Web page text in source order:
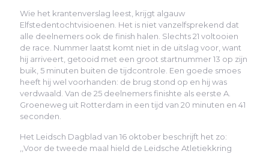
Wie het krantenverslag leest, krijgt algauw
Elfstedentochtvisioenen. Het is niet vanzelfsprekend dat
alle deelnemers ook de finish halen. Slechts 21 voltooien
de race. Nummer laatst komt niet in de uitslag voor, want
hij arriveert, getooid met een groot startnummer 13 op zijn
buik, 5 minuten buiten de tijdcontrole. Een goede smoes
heeft hij wel voorhanden: de brug stond op en hij was
verdwaald. Van de 25 deelnemers finishte als eerste A.
Groeneweg uit Rotterdam in een tijd van 20 minuten en 41
seconden.
Het Leidsch Dagblad van 16 oktober beschrijft het zo:
,,Voor de tweede maal hield de Leidsche Atletiekkring